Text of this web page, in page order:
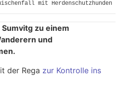
zu einem
und
der Rega zur Kontrolle ins